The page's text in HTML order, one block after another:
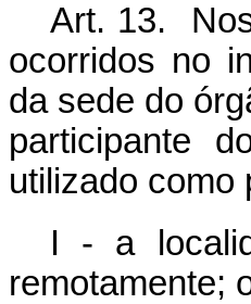
Art. 13.
ocorridos no
da sede do
participante
utilizado como
I - a
remotamente;